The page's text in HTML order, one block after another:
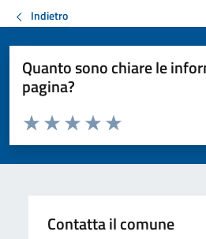
Indietro
Quanto sono chiare le
pagina?
Valuta da 1 a 5 stelle la pagina
Valuta 5 stelle su 5
Valuta 4 stelle su 5
Valuta 3 stelle su 5
Valuta 2 stelle su 5
Valuta 1 stelle su 5
Contatta il comune